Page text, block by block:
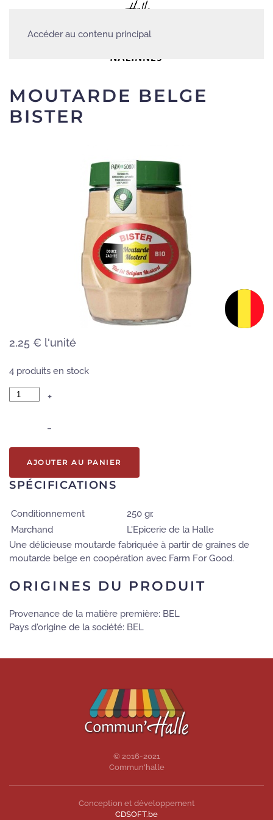
Accéder au contenu principal
MOUTARDE BELGE
BISTER
2,25 € l'unité
4 produits en stock
+
–
AJOUTER AU PANIER
SPÉCIFICATIONS
Conditionnement
250 gr.
Marchand
L'Epicerie de la Halle
Une délicieuse moutarde fabriquée à partir de graines de
moutarde belge en coopération avec Farm For Good.
ORIGINES DU PRODUIT
Provenance de la matière première: BEL
Pays d'origine de la société: BEL
© 2016-2021
Commun'halle
Conception et développement
CDSOFT.be